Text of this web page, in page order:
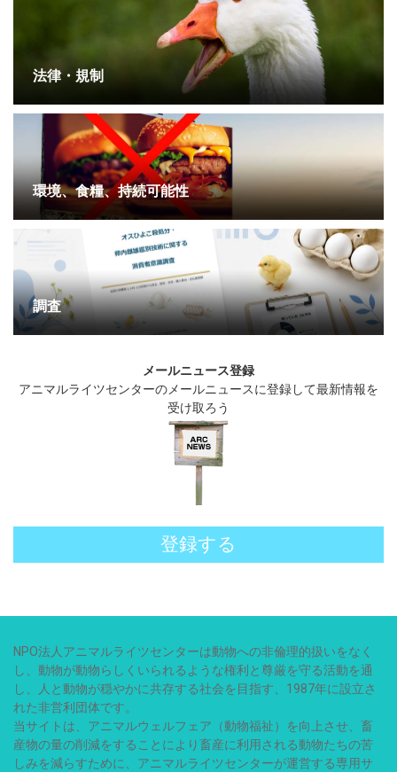
法律・規制
環境、食糧、持続可能性
調査
メールニュース登録
アニマルライツセンターのメールニュースに登録して最新情報を
受け取ろう
登録する
NPO法人アニマルライツセンターは動物への非倫理的扱いをなく
し、動物が動物らしくいられるような権利と尊厳を守る活動を通
し、人と動物が穏やかに共存する社会を目指す、1987年に設立さ
れた非営利団体です。
当サイトは、アニマルウェルフェア（動物福祉）を向上させ、畜
産物の量の削減をすることにより畜産に利用される動物たちの苦
しみを減らすために、アニマルライツセンターが運営する専用サ